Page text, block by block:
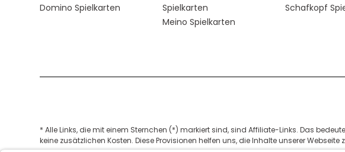
Domino Spielkarten
Spielkarten
Meino Spielkarten
Schafkopf
* Alle Links, die mit einem Sternchen (*) markiert sind, sind Affiliate-Links. Das
keine zusätzlichen Kosten. Diese Provisionen helfen uns, die Inhalte unserer